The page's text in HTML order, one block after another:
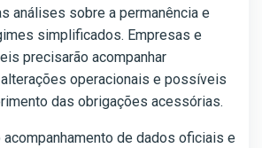
análises sobre a permanência e
simplificados. Empresas e
precisarão acompanhar
operacionais e possíveis
das obrigações acessórias.
de dados oficiais e